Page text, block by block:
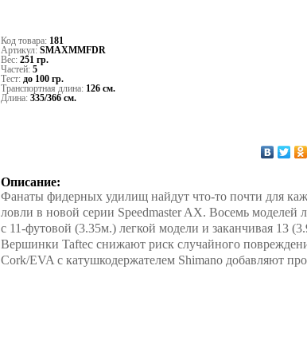
Код товара: 181
Артикул: SMAXMMFDR
Вес: 251 гр.
Частей: 5
Тест: до 100 гр.
Транспортная длина: 126 см.
Длина: 335/366 см.
Описание:
Фанаты фидерных удилищ найдут что-то почти для
ловли в новой серии Speedmaster AX. Восемь моделей
с 11-футовой (3.35м.) легкой модели и заканчивая 13
Вершинки Taftec снижают риск случайного
Cork/EVA с катушкодержателем Shimano добавляют